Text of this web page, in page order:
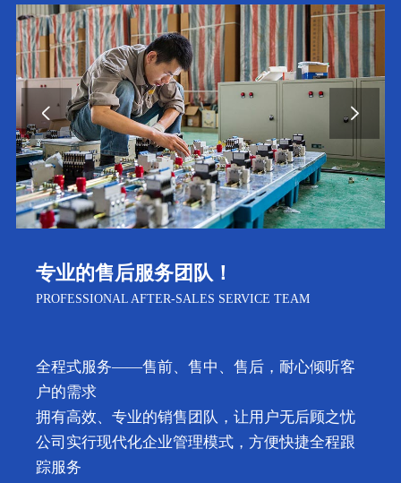
专业的售后服务团队！
PROFESSIONAL AFTER-SALES SERVICE TEAM
全程式服务——售前、售中、售后，耐心倾听客
户的需求
拥有高效、专业的销售团队，让用户无后顾之忧
公司实行现代化企业管理模式，方便快捷全程跟
踪服务